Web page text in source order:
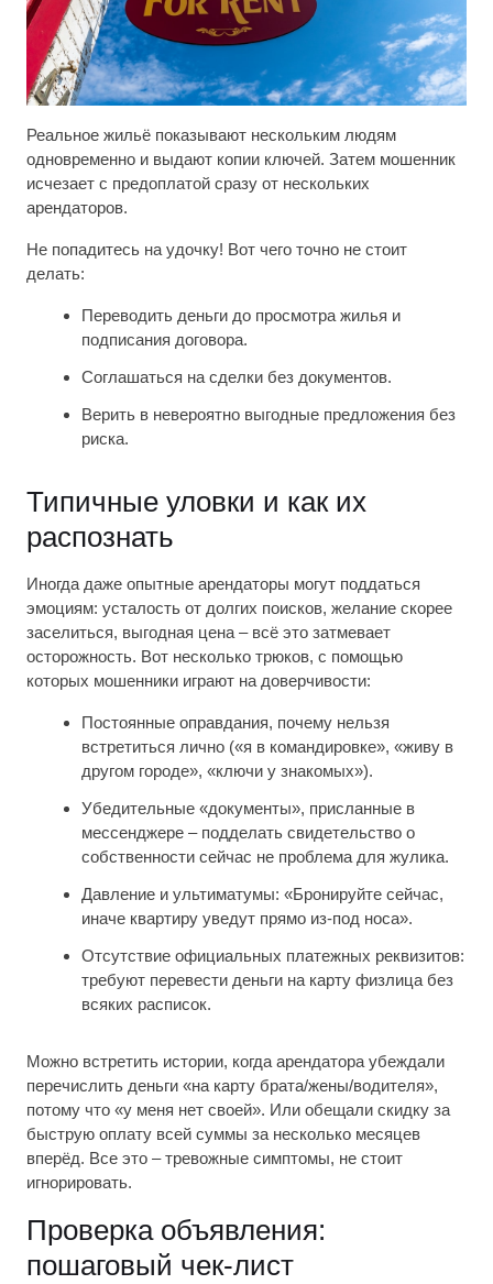
Реальное жильё показывают нескольким людям
одновременно и выдают копии ключей. Затем мошенник
исчезает с предоплатой сразу от нескольких
арендаторов.
Не попадитесь на удочку! Вот чего точно не стоит
делать:
Переводить деньги до просмотра жилья и
подписания договора.
Соглашаться на сделки без документов.
Верить в невероятно выгодные предложения без
риска.
Типичные уловки и как их
распознать
Иногда даже опытные арендаторы могут поддаться
эмоциям: усталость от долгих поисков, желание скорее
заселиться, выгодная цена – всё это затмевает
осторожность. Вот несколько трюков, с помощью
которых мошенники играют на доверчивости:
Постоянные оправдания, почему нельзя
встретиться лично («я в командировке», «живу в
другом городе», «ключи у знакомых»).
Убедительные «документы», присланные в
мессенджере – подделать свидетельство о
собственности сейчас не проблема для жулика.
Давление и ультиматумы: «Бронируйте сейчас,
иначе квартиру уведут прямо из-под носа».
Отсутствие официальных платежных реквизитов:
требуют перевести деньги на карту физлица без
всяких расписок.
Можно встретить истории, когда арендатора убеждали
перечислить деньги «на карту брата/жены/водителя»,
потому что «у меня нет своей». Или обещали скидку за
быструю оплату всей суммы за несколько месяцев
вперёд. Все это – тревожные симптомы, не стоит
игнорировать.
Проверка объявления:
пошаговый чек-лист